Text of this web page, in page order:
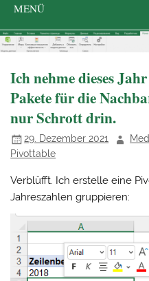
MENÜ
Ich nehme dieses
Pakete für die
nur Schrott drin.
29. Dezember 2021
Pivottable
Verblüfft. Ich erstelle eine
Jahreszahlen gruppieren: